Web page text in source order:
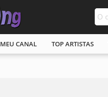
MEU CANAL TOP ARTISTAS